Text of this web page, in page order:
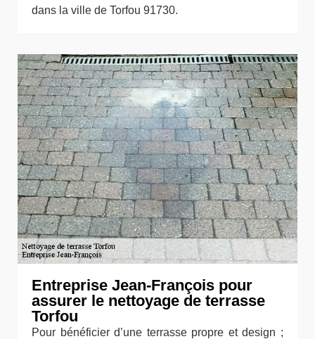
dans la ville de Torfou 91730.
Entreprise Jean-François pour
assurer le nettoyage de terrasse
Torfou
Pour bénéficier d’une terrasse propre et design ;